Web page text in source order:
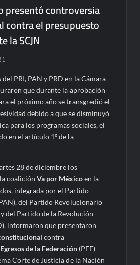
presentó controversia
contra el presupuesto
la SCJN
PRI, PAN y PRD en la Cámara
que durante la aprobación
el próximo año se transgredió el
debido a que se disminuyó
para los programas sociales, el
en el artículo 1º de la
28 de diciembre los
coaliciónVa por Méxicoen la
integrada por el Partido
del Partido Revolucionario
del Partido de la Revolución
informaron que presentaron
contra
de la Federación (PEF)
Corte de Justicia de la Nación